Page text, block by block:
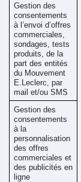
Gestion des
consentements
à l’envoi d’offres
commerciales,
sondages, tests
produits, de la
part des entités
du Mouvement
E.Leclerc, par
mail et/ou SMS
Gestion des
consentements
à la
personnalisation
des offres
commerciales et
des publicités en
ligne